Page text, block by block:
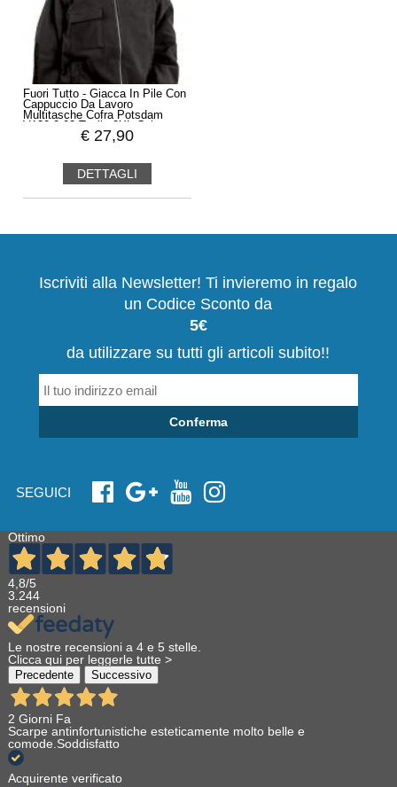
Fuori Tutto - Giacca In Pile Con
Cappuccio Da Lavoro
Multitasche Cofra Potsdam
€ 27,90
DETTAGLI
Iscriviti alla Newsletter! Ti invieremo in regalo
un Codice Sconto da
5€
da utilizzare su tutti gli articoli subito!!
Conferma
SEGUICI
Ottimo
4,8/5
3.244
recensioni
Le nostre recensioni a 4 e 5 stelle.
Clicca qui per leggerle tutte >
Precedente Successivo
2 Giorni Fa
Scarpe antinfortunistiche esteticamente molto belle e
comode.Soddisfatto
Acquirente verificato